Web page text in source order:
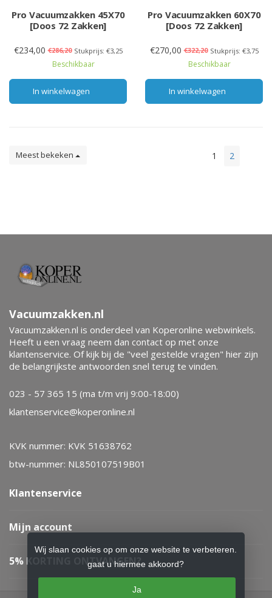
Pro Vacuumzakken 45X70
[Doos 72 Zakken]
€234,00 €286,20 Stukprijs: €3,25
Beschikbaar
In winkelwagen
Pro Vacuumzakken 60X70
[Doos 72 Zakken]
€270,00 €322,20 Stukprijs: €3,75
Beschikbaar
In winkelwagen
Meest bekeken 1 2
Vacuumzakken.nl
Vacuumzakken.nl is onderdeel van Koperonline webwinkels.
Heeft u een vraag neem dan contact op met onze
klantenservice. Of kijk bij de "veel gestelde vragen" hier zijn
de belangrijkste antwoorden snel terug te vinden.
023 - 57 365 15 (ma t/m vrij 9:00-18:00)
klantenservice@koperonline.nl
KVK nummer: KVK 51638762
btw-nummer: NL850107519B01
Klantenservice
Mijn account
5% KORTING ONTVANGEN?
Wij slaan cookies op om onze website te verbeteren.
gaat u hiermee akkoord?
Ja